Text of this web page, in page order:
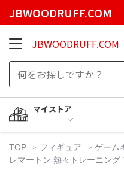
JBWOODRUFF.COM
JBWOODRUFF.COM
マイストア
TOP フィギュア ゲーム
レマートン 熱々トレーニング